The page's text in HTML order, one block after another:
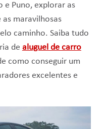
e Puno, explorar as
as maravilhosas
caminho. Saiba tudo
de aluguel de carro
como conseguir um
excelentes e